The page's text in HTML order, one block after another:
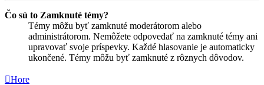
Čo sú to Zamknuté témy?
Témy môžu byť zamknuté moderátorom alebo
administrátorom. Nemôžete odpovedať na zamknuté témy ani
upravovať svoje príspevky. Každé hlasovanie je automaticky
ukončené. Témy môžu byť zamknuté z rôznych dôvodov.
Hore